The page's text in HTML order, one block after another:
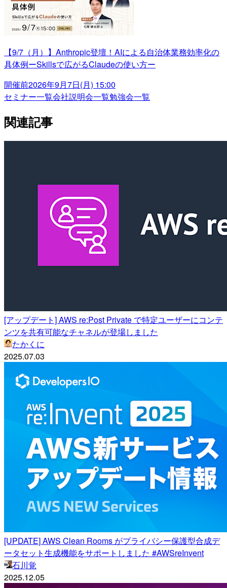
【9/7（月）】Anthropic登壇！AIによる自治体業務効率化の
具体例ーSkillsで広がるClaudeの使い方ー
開催前2026年9月7日(月) 15:00
セミナー一覧会社説明会一覧勉強会一覧
関連記事
[アップデート] AWS re:Post Private で特定ユーザーにコンテ
ンツを共有可能なチャネルが登場しました
たかくに
2025.07.03
[UPDATE] AWS Clean Rooms がプライバシー保護型合成デ
ータセット生成機能をサポートしました #AWSreInvent
石川覚
2025.12.05